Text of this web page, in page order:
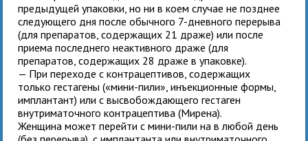
предыдущей упаковки, но ни в коем случае не позднее
следующего дня после обычного 7-дневного перерыва
(для препаратов, содержащих 21 драже) или после
приема последнего неактивного драже (для
препаратов, содержащих 28 драже в упаковке).
— При переходе с контрацептивов, содержащих
только гестагены («мини-пили», инъекционные формы,
имплантант) или с высвобождающего гестаген
внутриматочного контрацептива (Мирена).
Женщина может перейти с мини-пили нав любой день